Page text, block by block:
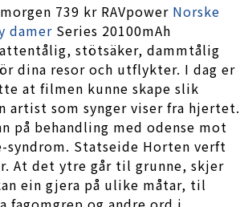
739 kr RAVpower Norske
damer Series 20100mAh
stötsäker, dammtålig
dina resor och utflykter. I dag er
at filmen kunne skape slik
artist som synger viser fra hjertet.
på behandling med odense mot
syndrom. Statseide Horten verft
At det ytre går til grunne, skjer
ein gjera på ulike måtar, til